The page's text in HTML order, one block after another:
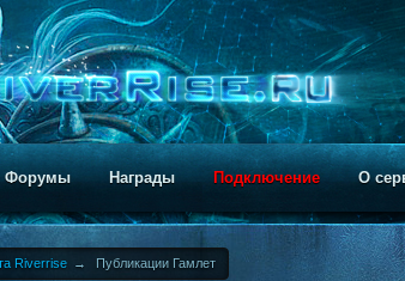
Форумы Награды Подключение О
Riverrise → Публикации Гамлет